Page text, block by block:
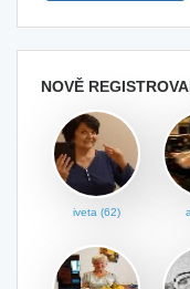
NOVĚ
iveta (62)